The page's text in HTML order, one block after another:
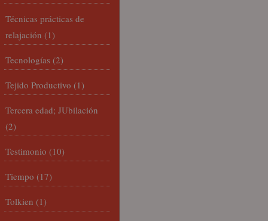
Técnicas prácticas de
relajación (1)
Tecnologías (2)
Tejido Productivo (1)
Tercera edad; JUbilación
(2)
Testimonio (10)
Tiempo (17)
Tolkien (1)